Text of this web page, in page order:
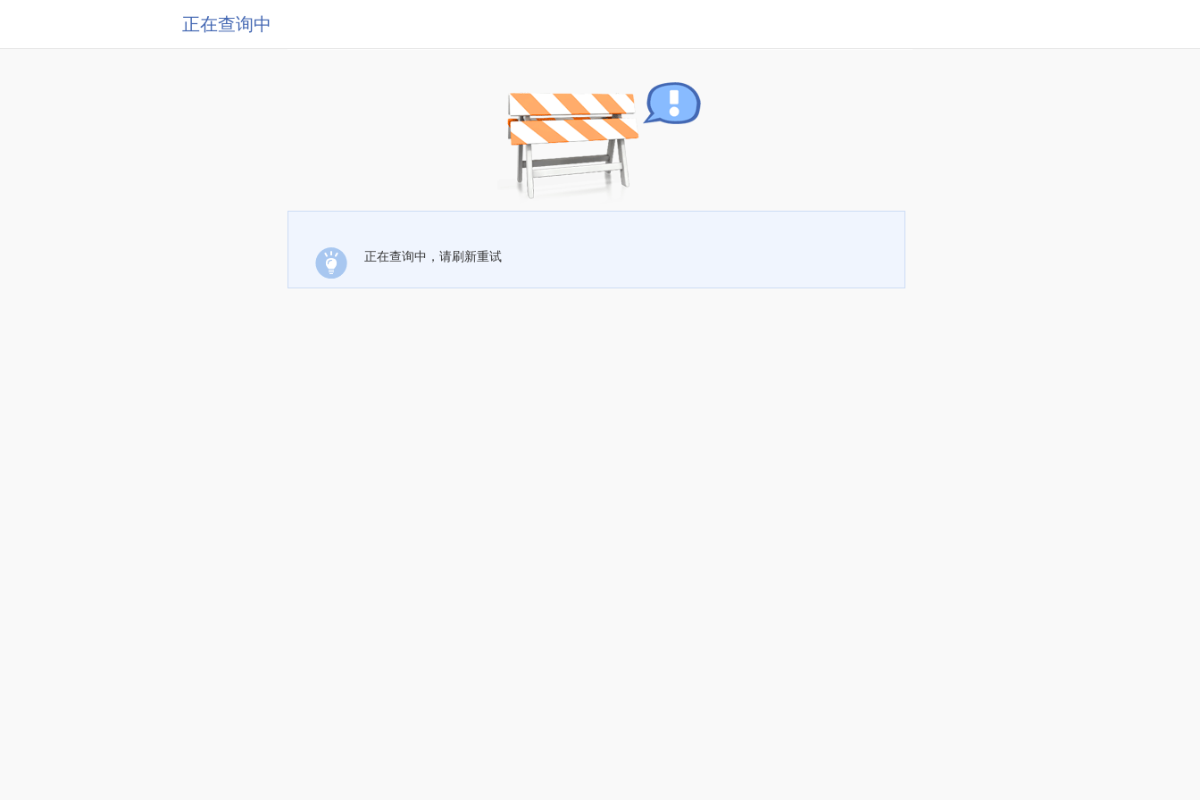
正在查询中
正在查询中，请刷新重试